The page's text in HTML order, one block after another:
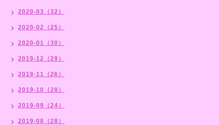
2020-03（32）
2020-02（25）
2020-01（30）
2019-12（29）
2019-11（26）
2019-10（28）
2019-09（24）
2019-08（28）